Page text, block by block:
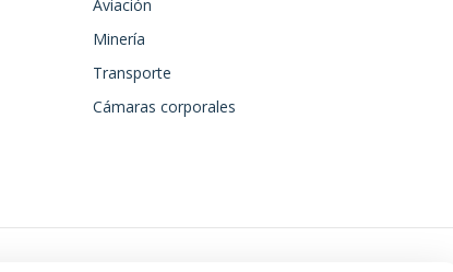
Aviación
Minería
Transporte
Cámaras corporales